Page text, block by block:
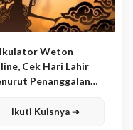
Weton
Cek Hari Lahir
Penanggalan
Ikuti Kuisnya ➔